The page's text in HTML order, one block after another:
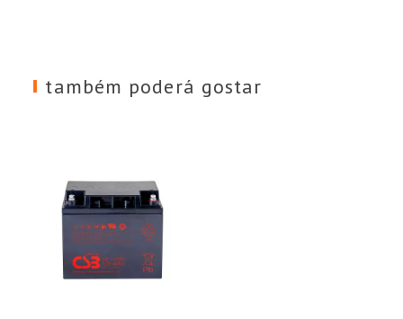
também poderá gostar